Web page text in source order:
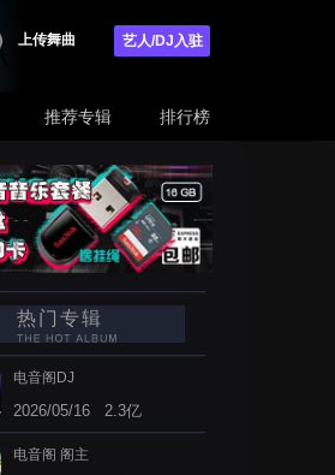
上传舞曲 艺人/DJ入驻
推荐专辑 排行榜
热门专辑
电音阁DJ
2026/05/16 2.3亿
电音阁 阁主